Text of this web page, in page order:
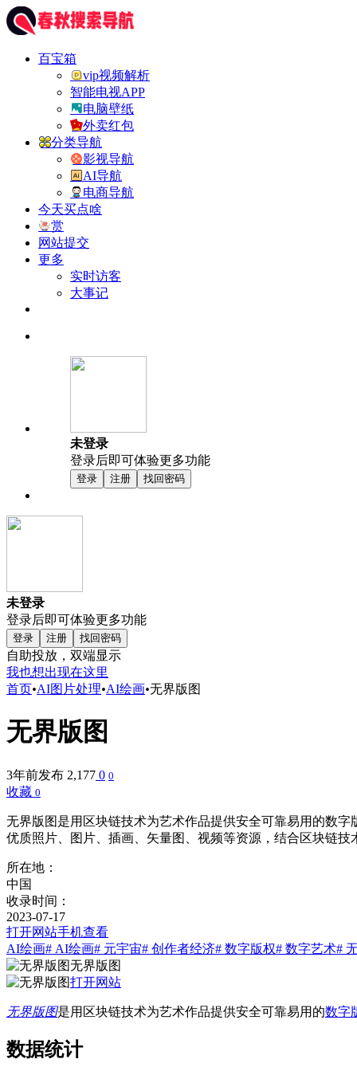
百宝箱
vip视频解析
智能电视APP
电脑壁纸
外卖红包
分类导航
影视导航
AI导航
电商导航
今天买点啥
赏
网站提交
更多
实时访客
大事记
未登录
登录后即可体验更多功能
登录 注册 找回密码
未登录
登录后即可体验更多功能
登录 注册 找回密码
自助投放，双端显示
我也想出现在这里
首页•AI图片处理•AI绘画•无界版图
无界版图
3年前发布 2,177 0 0
收藏 0
无界版图是用区块链技术为艺术作品提供安全可靠易用的数
优质照片、图片、插画、矢量图、视频等资源，结合区块链
所在地：
中国
收录时间：
2023-07-17
打开网站手机查看
AI绘画# AI绘画# 元宇宙# 创作者经济# 数字版权# 数字艺术#
无界版图
打开网站
无界版图是用区块链技术为艺术作品提供安全可靠易用的数字
数据统计